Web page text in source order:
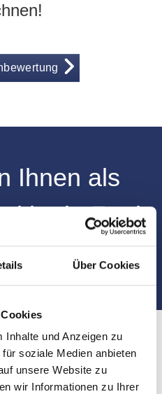
Über Cookies
Inhalte und Anzeigen zu
soziale Medien anbieten
unsere Website zu
wir Informationen zu Ihrer
Ihnen als
in Fürth
zur Seite